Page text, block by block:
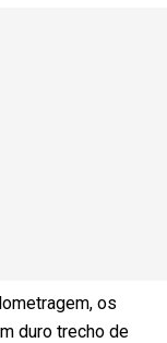
os
duro trecho de